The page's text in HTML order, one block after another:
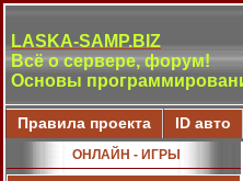
LASKA-SAMP.BIZ
Всё о сервере, форум!
Основы
Правила проекта ID авто
ОНЛАЙН - ИГРЫ